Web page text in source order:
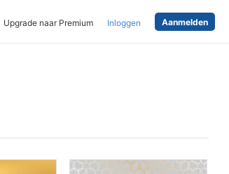
Upgrade naar Premium Inloggen Aanmelden